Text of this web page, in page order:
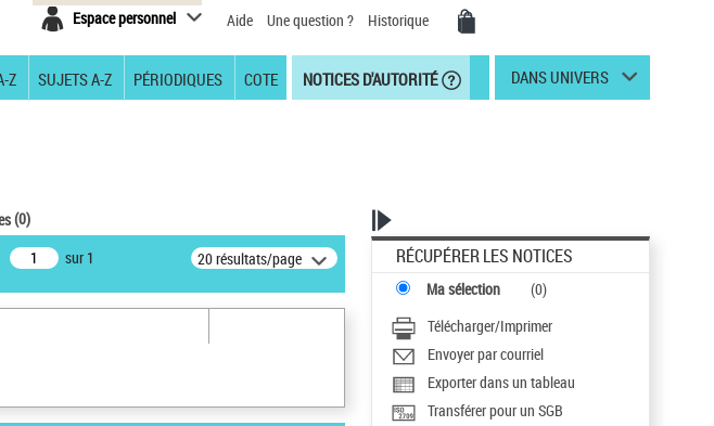
Espace personnel Aide Une question ? Historique
Z SUJETS A-Z PÉRIODIQUES COTE NOTICES D'AUTORITÉ DANS UNIVERS
(0)
sur 1 20 résultats/page RÉCUPÉRER LES NOTICES
Ma sélection (0)
Télécharger/Imprimer
Envoyer par courriel
Exporter dans un tableau
Transférer pour un SGB